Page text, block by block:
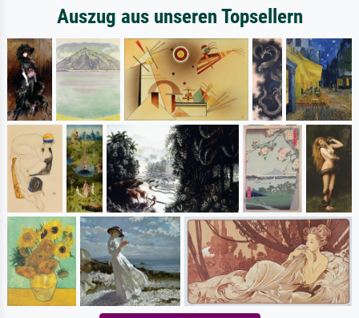
Auszug aus unseren Topsellern